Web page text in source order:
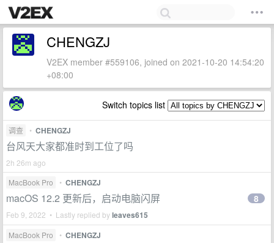
CHENGZJ
V2EX member #559106, joined on 2021-10-20 14:54:20
+08:00
Switch topics list
调查 • CHENGZJ
台风天大家都准时到工位了吗
2h 26m ago
MacBook Pro
• CHENGZJ
macOS 12.2 更新后，启动电脑闪屏
Feb 9, 2022 • Lastly replied byleaves615
8
MacBook Pro • CHENGZJ